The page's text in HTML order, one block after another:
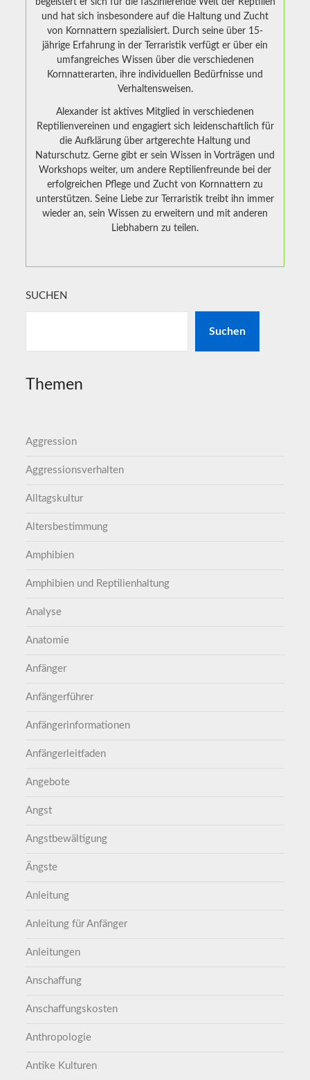
begeistert er sich für die faszinierende Welt der Reptilien
und hat sich insbesondere auf die Haltung und Zucht
von Kornnattern spezialisiert. Durch seine über 15-
jährige Erfahrung in der Terraristik verfügt er über ein
umfangreiches Wissen über die verschiedenen
Kornnatterarten, ihre individuellen Bedürfnisse und
Verhaltensweisen.
Alexander ist aktives Mitglied in verschiedenen
Reptilienvereinen und engagiert sich leidenschaftlich für
die Aufklärung über artgerechte Haltung und
Naturschutz. Gerne gibt er sein Wissen in Vorträgen und
Workshops weiter, um andere Reptilienfreunde bei der
erfolgreichen Pflege und Zucht von Kornnattern zu
unterstützen. Seine Liebe zur Terraristik treibt ihn immer
wieder an, sein Wissen zu erweitern und mit anderen
Liebhabern zu teilen.
SUCHEN
Suchen
Themen
Aggression
Aggressionsverhalten
Alltagskultur
Altersbestimmung
Amphibien
Amphibien und Reptilienhaltung
Analyse
Anatomie
Anfänger
Anfängerführer
Anfängerinformationen
Anfängerleitfaden
Angebote
Angst
Angstbewältigung
Ängste
Anleitung
Anleitung für Anfänger
Anleitungen
Anschaffung
Anschaffungskosten
Anthropologie
Antike Kulturen